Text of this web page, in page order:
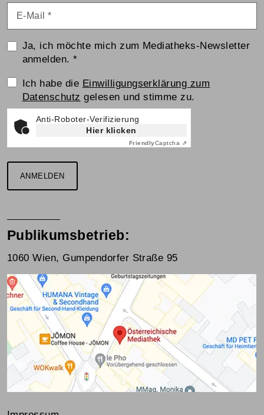
Ja, ich möchte mich zum Mediatheks-Newsletter
anmelden.*
Einwilligungserklärung
Ich habe die Einwilligungserklärung zum
Datenschutz gelesen und stimme zu.
Anti-Roboter-Verifizierung
Hier klicken
FriendlyCaptcha ⇗
ANMELDEN
Publikumsbetrieb:
1060 Wien, Gumpendorfer Straße 95